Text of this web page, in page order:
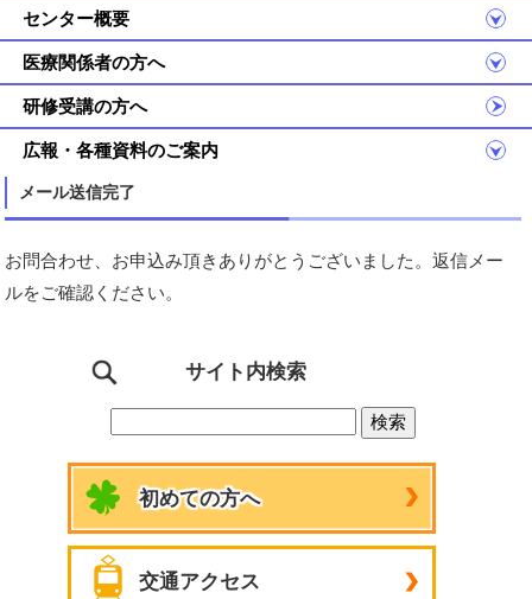
センター概要
医療関係者の方へ
研修受講の方へ
広報・各種資料のご案内
メール送信完了
お問合わせ、お申込み頂きありがとうございました。返信メー
ルをご確認ください。
サイト内検索
初めての方へ
交通アクセス